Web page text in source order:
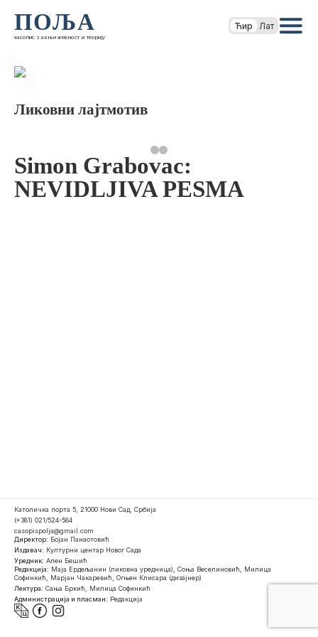
ПОЉА
часопис за књижевност и теорију
Ћир Лат
Ликовни лајтмотив
Simon Grabovac:
NEVIDLJIVA PESMA
Католичка порта 5, 21000 Нови Сад, Србија
(+381) 021/524-584
casopispolja@gmail.com
Директор: Бојан Панаотовић
Издавач: Културни центар Новог Сада
Уредник: Ален Бешић
Редакција: Маја Ердељанин (ликовна уредница), Соња Веселиновић, Милица
Софинкић, Марјан Чакаревић, Огњен Клисара (дизајнер)
Лектура: Сања Бркић, Милица Софинкић
Администрација и пласман: Редакција